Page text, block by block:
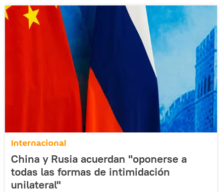
Internacional
China y Rusia acuerdan "oponerse a
todas las formas de intimidación
unilateral"